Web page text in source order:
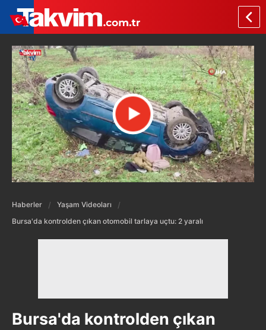
Haberler
Yaşam Videoları
Bursa'da kontrolden çıkan otomobil tarlaya uçtu: 2 yaralı
Bursa'da kontrolden çıkan